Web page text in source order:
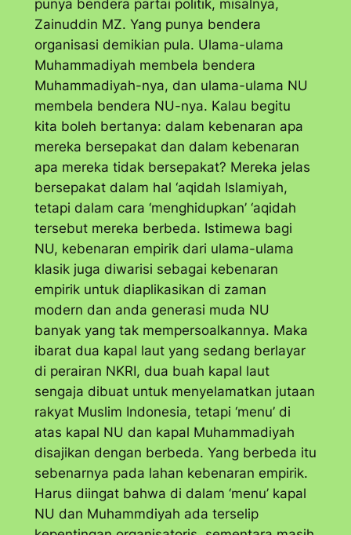
punya bendera partai politik, misalnya,
Zainuddin MZ. Yang punya bendera
organisasi demikian pula. Ulama-ulama
Muhammadiyah membela bendera
Muhammadiyah-nya, dan ulama-ulama NU
membela bendera NU-nya. Kalau begitu
kita boleh bertanya: dalam kebenaran apa
mereka bersepakat dan dalam kebenaran
apa mereka tidak bersepakat? Mereka jelas
bersepakat dalam hal ‘aqidah Islamiyah,
tetapi dalam cara ‘menghidupkan’ ‘aqidah
tersebut mereka berbeda. Istimewa bagi
NU, kebenaran empirik dari ulama-ulama
klasik juga diwarisi sebagai kebenaran
empirik untuk diaplikasikan di zaman
modern dan anda generasi muda NU
banyak yang tak mempersoalkannya. Maka
ibarat dua kapal laut yang sedang berlayar
di perairan NKRI, dua buah kapal laut
sengaja dibuat untuk menyelamatkan jutaan
rakyat Muslim Indonesia, tetapi ‘menu’ di
atas kapal NU dan kapal Muhammadiyah
disajikan dengan berbeda. Yang berbeda itu
sebenarnya pada lahan kebenaran empirik.
Harus diingat bahwa di dalam ‘menu’ kapal
NU dan Muhammdiyah ada terselip